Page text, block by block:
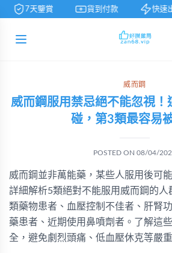
7天鑒賞 貨到付款 快速
威而鋼
威而鋼服用禁忌絕不能忽視！
碰，第3類最容易
POSTED ON 08/04/
威而鋼並非萬能藥，某些人服用後可
詳細解析5類絕對不能服用威而鋼的人
類藥物患者、血壓控制不佳者、肝腎
藥患者、近期使用鼻噴劑者。了解這
全，避免劇烈頭痛、低血壓休克等嚴